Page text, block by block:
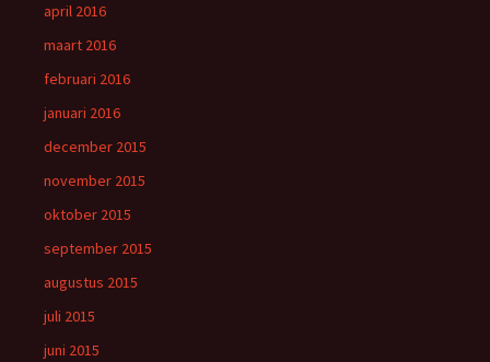
april 2016
maart 2016
februari 2016
januari 2016
december 2015
november 2015
oktober 2015
september 2015
augustus 2015
juli 2015
juni 2015